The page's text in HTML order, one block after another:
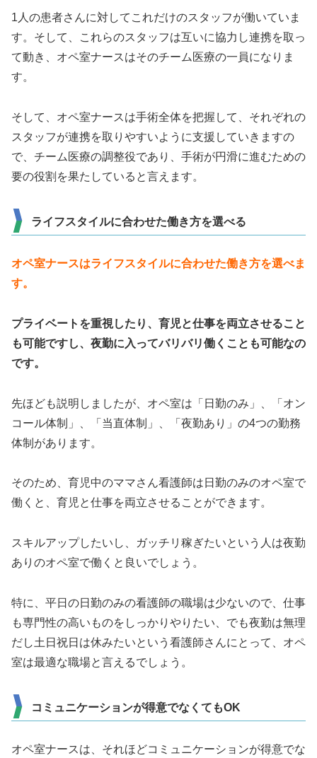
1人の患者さんに対してこれだけのスタッフが働いていま
す。そして、これらのスタッフは互いに協力し連携を取っ
て動き、オペ室ナースはそのチーム医療の一員になりま
す。
そして、オペ室ナースは手術全体を把握して、それぞれの
スタッフが連携を取りやすいように支援していきますの
で、チーム医療の調整役であり、手術が円滑に進むための
要の役割を果たしていると言えます。
ライフスタイルに合わせた働き方を選べる
オペ室ナースはライフスタイルに合わせた働き方を選べま
す。
プライベートを重視したり、育児と仕事を両立させること
も可能ですし、夜勤に入ってバリバリ働くことも可能なの
です。
先ほども説明しましたが、オペ室は「日勤のみ」、「オン
コール体制」、「当直体制」、「夜勤あり」の4つの勤務
体制があります。
そのため、育児中のママさん看護師は日勤のみのオペ室で
働くと、育児と仕事を両立させることができます。
スキルアップしたいし、ガッチリ稼ぎたいという人は夜勤
ありのオペ室で働くと良いでしょう。
特に、平日の日勤のみの看護師の職場は少ないので、仕事
も専門性の高いものをしっかりやりたい、でも夜勤は無理
だし土日祝日は休みたいという看護師さんにとって、オペ
室は最適な職場と言えるでしょう。
コミュニケーションが得意でなくてもOK
オペ室ナースは、それほどコミュニケーションが得意でな